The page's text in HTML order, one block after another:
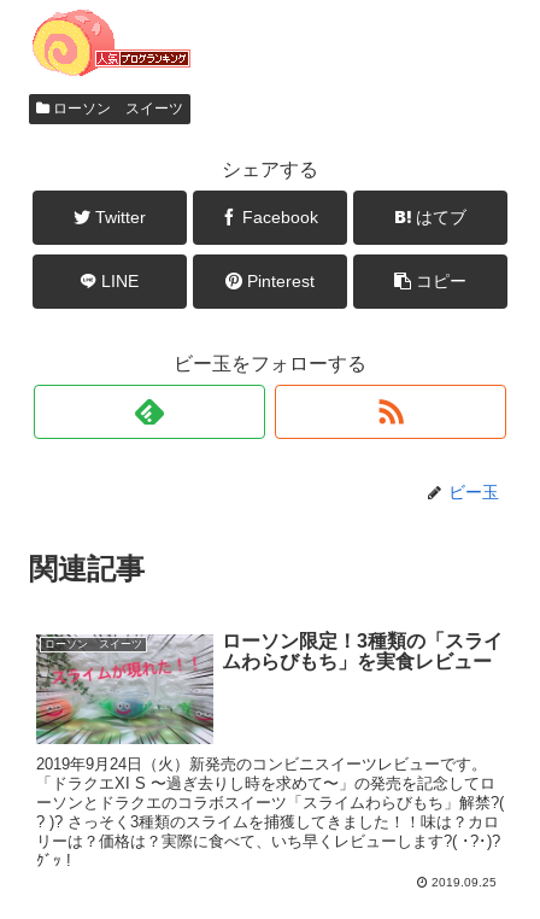
ローソン スイーツ
シェアする
Twitter Facebook はてブ
LINE Pinterest コピー
ビー玉をフォローする
ビー玉
関連記事
ローソン スイーツ
ローソン限定！3種類の「スライ
ムわらびもち」を実食レビュー
2019年9月24日（火）新発売のコンビニスイーツレビューです。
「ドラクエXI S 〜過ぎ去りし時を求めて〜」の発売を記念してロ
ーソンとドラクエのコラボスイーツ「スライムわらびもち」解禁?(
? )? さっそく3種類のスライムを捕獲してきました！！味は？カロ
リーは？価格は？実際に食べて、いち早くレビューします?( ･?･)?
ｸﾞｯ !
2019.09.25